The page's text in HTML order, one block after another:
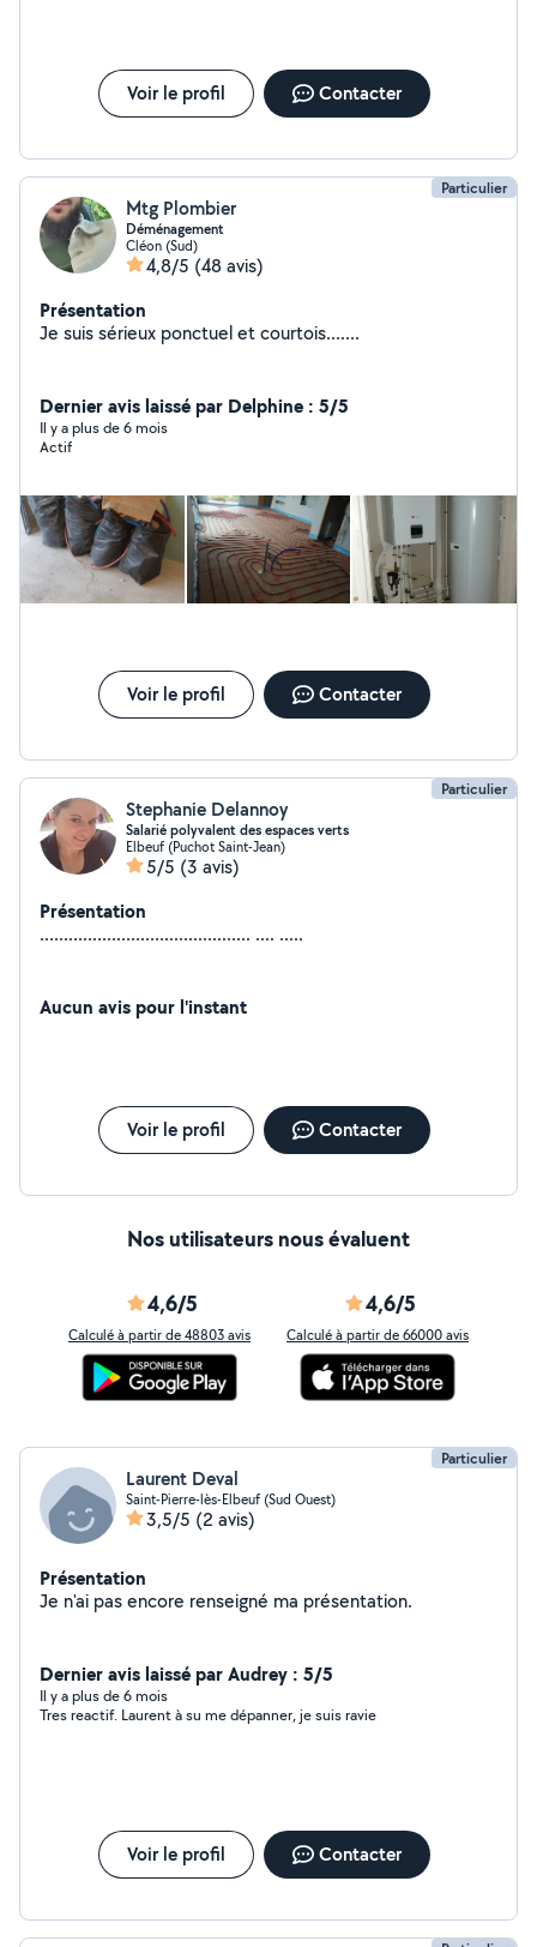
Voir le profil Contacter
Particulier
Mtg Plombier
Déménagement
Cléon (Sud)
4,8/5 (48 avis)
Présentation
Je suis sérieux ponctuel et courtois.......
Dernier avis laissé par Delphine : 5/5
Il y a plus de 6 mois
Actif
Voir le profil Contacter
Particulier
Stephanie Delannoy
Salarié polyvalent des espaces verts
Elbeuf (Puchot Saint-Jean)
5/5 (3 avis)
Présentation
............................................ .... .....
Aucun avis pour l'instant
Voir le profil Contacter
Nos utilisateurs nous évaluent
4,6/5
Calculé à partir de 48803 avis
4,6/5
Calculé à partir de 66000 avis
Particulier
Laurent Deval
Saint-Pierre-lès-Elbeuf (Sud Ouest)
3,5/5 (2 avis)
Présentation
Je n'ai pas encore renseigné ma présentation.
Dernier avis laissé par Audrey : 5/5
Il y a plus de 6 mois
Tres reactif. Laurent à su me dépanner, je suis ravie
Voir le profil Contacter